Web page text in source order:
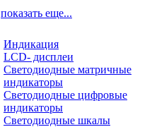
показать еще...
Индикация
LCD- дисплеи
Светодиодные матричные
индикаторы
Светодиодные цифровые
индикаторы
Светодиодные шкалы